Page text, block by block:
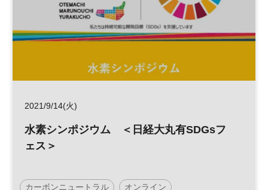
2021/9/14(火)
水素シンポジウム ＜日経大丸有SDGsフ
ェス＞
カーボンニュートラル オンライン